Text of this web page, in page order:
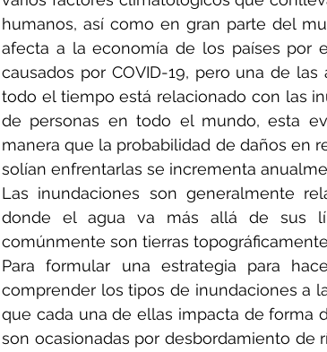
humanos, así como en gran parte del
afecta a la economía de los países por
causados por COVID-19, pero una de
todo el tiempo está relacionado con las
de personas en todo el mundo, esta
manera que la probabilidad de daños en
solían enfrentarlas se incrementa
Las inundaciones son generalmente
donde el agua va más allá de sus
comúnmente son tierras
Para formular una estrategia para
comprender los tipos de inundaciones a
que cada una de ellas impacta de forma
son ocasionadas por desbordamiento de